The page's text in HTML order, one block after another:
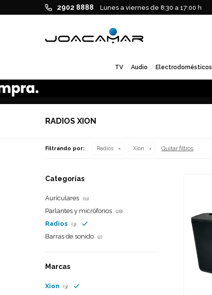
TV Audio Electrodomésticos
2902 8888 Lunes a viernes de 8:30 a 17:00 h
RADIOS XION
Filtrando por: Radios Xion Quitar filtros
Categorías
Auriculares (11)
Parlantes y micrófonos (28)
Radios (3)
Barras de sonido (2)
Marcas
Xion (3)